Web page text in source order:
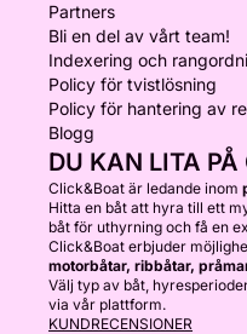
Partners
Bli en del av vårt team!
Indexering och
Policy för tvistlösning
Policy för hantering av
Blogg
DU KAN LITA PÅ
Click&Boat är ledande inom
Hitta en båt att hyra till ett
båt för uthyrning och få en
Click&Boat erbjuder
motorbåtar, ribbåtar,
Välj typ av båt,
via vår plattform.
KUNDRECENSIONER